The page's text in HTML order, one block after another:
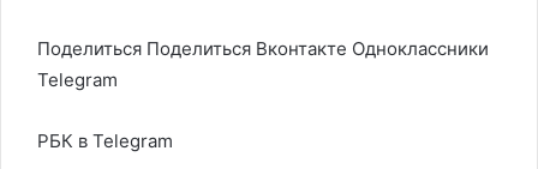
Поделиться Поделиться Вконтакте Одноклассники
Telegram
РБК в Telegram